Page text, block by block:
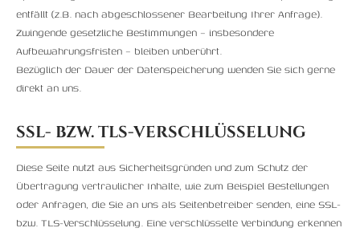
entfällt (z.B. nach abgeschlossener Bearbeitung Ihrer Anfrage).
Zwingende gesetzliche Bestimmungen – insbesondere
Aufbewahrungsfristen – bleiben unberührt.
Bezüglich der Dauer der Datenspeicherung wenden Sie sich gerne
direkt an uns.
SSL- BZW. TLS-VERSCHLÜSSELUNG
Diese Seite nutzt aus Sicherheitsgründen und zum Schutz der
Übertragung vertraulicher Inhalte, wie zum Beispiel Bestellungen
oder Anfragen, die Sie an uns als Seitenbetreiber senden, eine SSL-
bzw. TLS-Verschlüsselung. Eine verschlüsselte Verbindung erkennen